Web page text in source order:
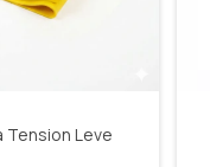
Tension Leve